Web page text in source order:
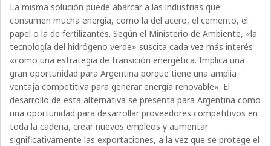
La misma solución puede abarcar a las industrias que
consumen mucha energía, como la del acero, el cemento, el
papel o la de fertilizantes. Según el Ministerio de Ambiente, «la
tecnología del hidrógeno verde» suscita cada vez más interés
«como una estrategia de transición energética. Implica una
gran oportunidad para Argentina porque tiene una amplia
ventaja competitiva para generar energía renovable». El
desarrollo de esta alternativa se presenta para Argentina como
una oportunidad para desarrollar proveedores competitivos en
toda la cadena, crear nuevos empleos y aumentar
significativamente las exportaciones, a la vez que se protege el